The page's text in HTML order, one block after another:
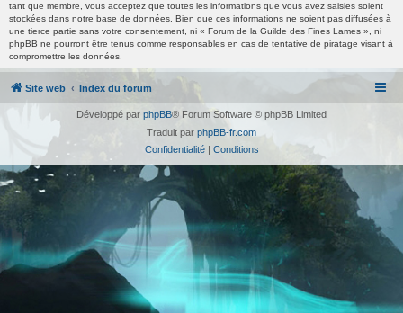
tant que membre, vous acceptez que toutes les informations que vous avez saisies soient
stockées dans notre base de données. Bien que ces informations ne soient pas diffusées à
une tierce partie sans votre consentement, ni « Forum de la Guilde des Fines Lames », ni
phpBB ne pourront être tenus comme responsables en cas de tentative de piratage visant à
compromettre les données.
Site web Index du forum
Développé par phpBB® Forum Software © phpBB Limited
Traduit par phpBB-fr.com
Confidentialité| Conditions